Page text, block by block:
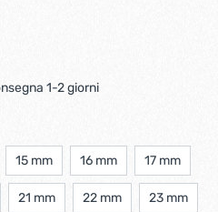
1-2 giorni
15 mm 16 mm 17 mm
21 mm 22 mm 23 mm